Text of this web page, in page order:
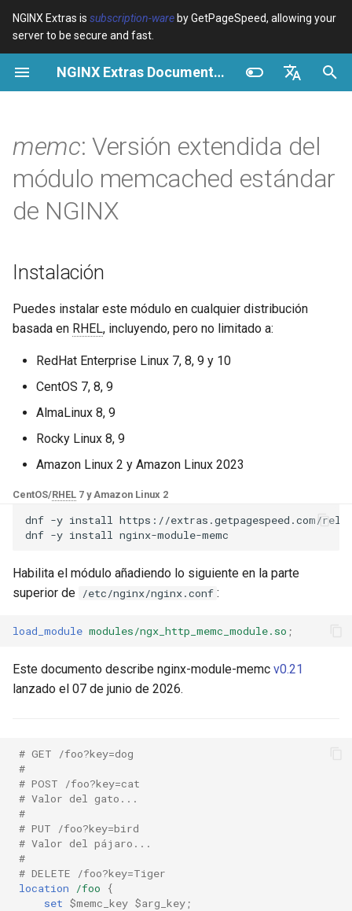
NGINX Extras is subscription-ware by GetPageSpeed, allowing your
server to be secure and fast.
NGINX Extras Documentation
Español
Português (Brasil)
I
n
z
a
n
d
Variables $bot_name
$bot_producer
$browser_version
$is_ai_crawler
$is_bot
Examples
Troubleshooting
Related
Directives geoip2
geoip2_proxy
Examples
Troubleshooting
Related
acme
ada
auto-ssl
aws-auth
balancer
cache
consul-event
consul
cookie
counter
dns-server
dns
etcd
exec
Cache
Rendimiento
Seguridad
RHEL/CentOS
NGINX-MOD - NGINX
mejorado con HTTP/3,
HPACK y verificaciones de
Servidor Web Tengine -
Rocky Linux
Módulos de NGINX para el
Paquetes RPM
Módulos de NGINX de cPanel
EA4 - Convierte ea-nginx en
una potencia de rendimiento y
seguridad
Soporte HTTP/3 QUIC de
NGINX - Paquetes RPM para
Servidor Web Angie - Instalar
Linux y AlmaLinux
memc: Versión extendida del
módulo memcached estándar
de NGINX
Instalación
Puedes instalar este módulo en cualquier distribución
basada en RHEL, incluyendo, pero no limitado a:
RedHat Enterprise Linux 7, 8, 9 y 10
CentOS 7, 8, 9
AlmaLinux 8, 9
Rocky Linux 8, 9
Amazon Linux 2 y Amazon Linux 2023
CentOS/RHEL 7 y Amazon Linux 2
dnf -y install
https://extras.getpagespeed.com/
dnf -y install
Habilita el módulo añadiendo lo siguiente en la parte
superior de /etc/nginx/nginx.conf :
load_module modules/ngx_http_memc_module.so ;
Este documento describe nginx-module-memc v0.21
lanzado el 07 de junio de 2026.
# GET /foo?key=dog
#
# POST /foo?key=cat
# Valor del gato...
#
# PUT /foo?key=bird
# Valor del pájaro...
#
# DELETE /foo?key=Tiger
location
/foo
{
set $memc_key $arg_key ;